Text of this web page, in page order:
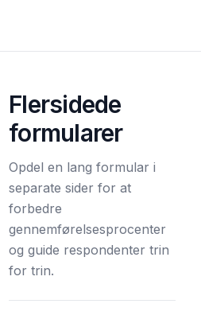
Flersidede
formularer
Opdel en lang formular i
separate sider for at
forbedre
gennemførelsesprocenter
og guide respondenter trin
for trin.